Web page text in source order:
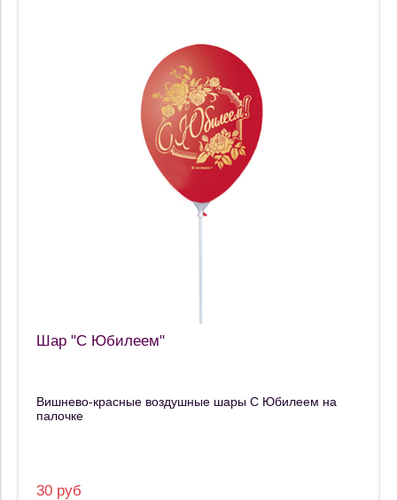
Шар "С Юбилеем"
Вишнево-красные воздушные шары С Юбилеем на
палочке
30 руб